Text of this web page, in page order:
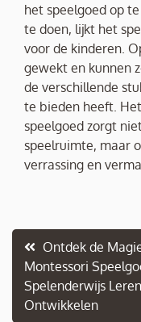
het speelgoed op
te doen, lijkt het
voor de kinderen.
gewekt en kunnen
de verschillende
te bieden heeft.
speelgoed zorgt
speelruimte, maar
verrassing en
Ontdek de
Montessori
Spelenderwijs
Ontwikkelen